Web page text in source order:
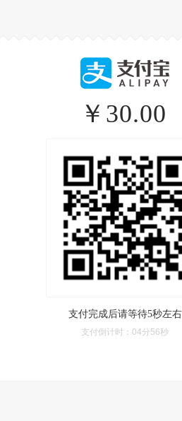
￥30.00
支付完成后请等待5秒左右
支付倒计时： 04分56秒